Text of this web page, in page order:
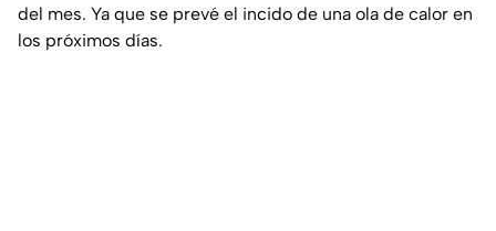
del mes. Ya que se prevé el incido de una ola de calor en
los próximos días.